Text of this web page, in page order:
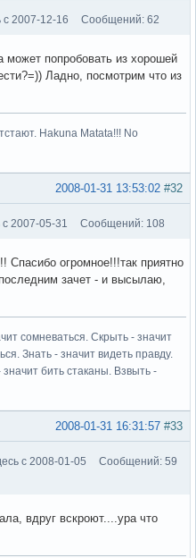
с 2007-12-16 Сообщений: 62
может попробовать из хорошей
Ладно, посмотрим что из
Hakuna Matata!!! No
#32
2008-01-31 13:53:02
с 2007-05-31 Сообщений: 108
Спасибо огромное!!!так приятно
зачет - и высылаю,
сомневаться. Скрыть - значит
Знать - значит видеть правду.
бить стаканы. Взвыть -
#33
2008-01-31 16:31:57
с 2008-01-05
Сообщений: 59
вдруг вскроют....ура что